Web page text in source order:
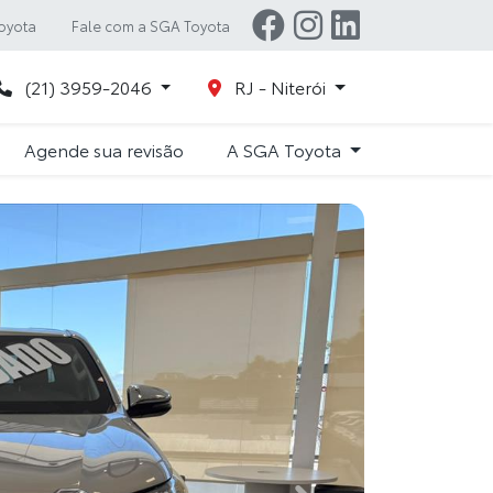
Fale com a SGA Toyota
(21) 3959-2046 RJ - Niterói
Agende sua revisão A SGA Toyota